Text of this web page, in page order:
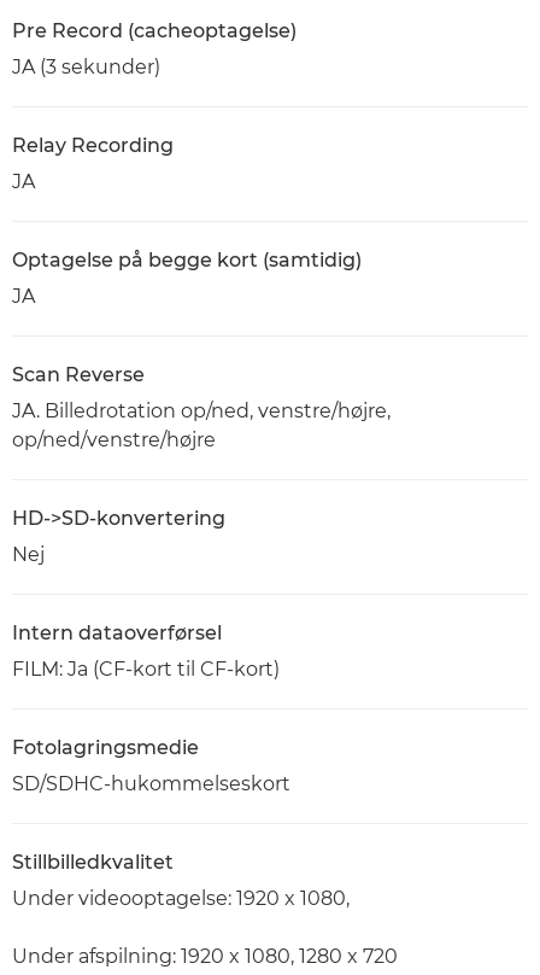
Pre Record (cacheoptagelse)
JA (3 sekunder)
Relay Recording
JA
Optagelse på begge kort (samtidig)
JA
Scan Reverse
JA. Billedrotation op/ned, venstre/højre,
op/ned/venstre/højre
HD->SD-konvertering
Nej
Intern dataoverførsel
FILM: Ja (CF-kort til CF-kort)
Fotolagringsmedie
SD/SDHC-hukommelseskort
Stillbilledkvalitet
Under videooptagelse: 1920 x 1080,
Under afspilning: 1920 x 1080, 1280 x 720